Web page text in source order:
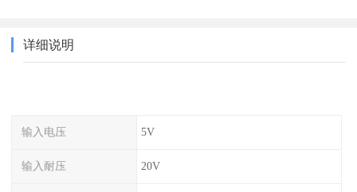
详细说明
输入电压 5V
输入耐压 20V